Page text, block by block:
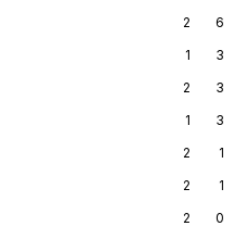
2
6
1
3
2
3
1
3
2
1
2
1
2 0